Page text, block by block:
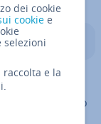
versatile e
per
operatori sono
dei cookie
cookie e
selezioni
raccolta e la